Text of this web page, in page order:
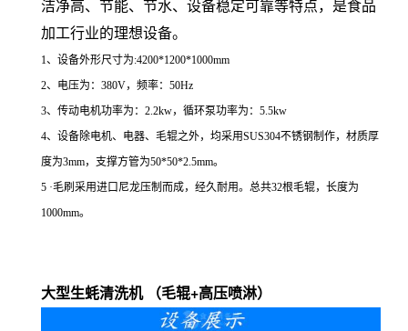
洁净高、节能、节水、设备稳定可靠等特点，是食品
加工行业的理想设备。
1、设备外形尺寸为:4200*1200*1000mm
2、电压为：380V，频率：50Hz
3、传动电机功率为：2.2kw，循环泵功率为：5.5kw
4、设备除电机、电器、毛辊之外，均采用SUS304不锈钢制作，材质厚
度为3mm，支撑方管为50*50*2.5mm。
5 ·毛刷采用进口尼龙压制而成，经久耐用。总共32根毛辊，长度为
1000mm。
大型生蚝清洗机 （毛辊+高压喷淋）